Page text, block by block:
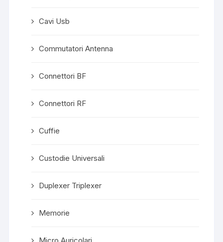
Cavi Usb
Commutatori Antenna
Connettori BF
Connettori RF
Cuffie
Custodie Universali
Duplexer Triplexer
Memorie